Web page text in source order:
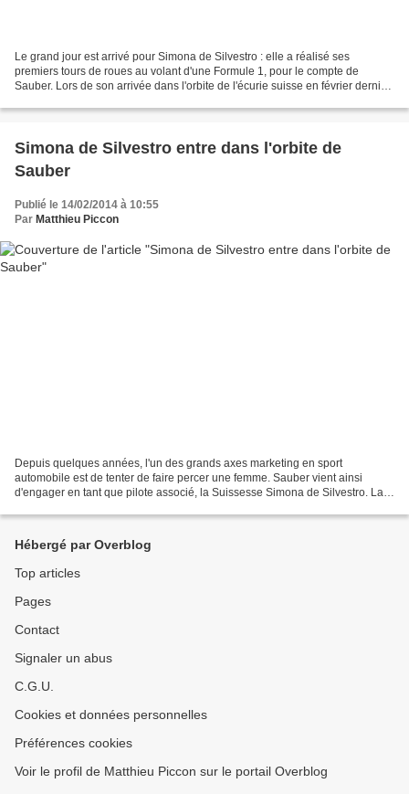
Le grand jour est arrivé pour Simona de Silvestro : elle a réalisé ses
premiers tours de roues au volant d'une Formule 1, pour le compte de
Sauber. Lors de son arrivée dans l'orbite de l'écurie suisse en février dernier,
Simona de Silvestro entre dans l'orbite de
Sauber
Publié le 14/02/2014 à 10:55
Par Matthieu Piccon
Depuis quelques années, l'un des grands axes marketing en sport
automobile est de tenter de faire percer une femme. Sauber vient ainsi
d'engager en tant que pilote associé, la Suissesse Simona de Silvestro. La
Hébergé par Overblog
Top articles
Pages
Contact
Signaler un abus
C.G.U.
Cookies et données personnelles
Préférences cookies
Voir le profil de Matthieu Piccon sur le portail Overblog